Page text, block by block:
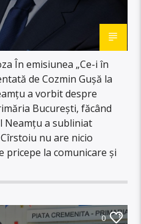
În emisiunea „Ce-i în
de Cozmin Gușă la
a vorbit despre
București, făcând
Neamțu a subliniat
nu are nicio
pricepe la comunicare și
0